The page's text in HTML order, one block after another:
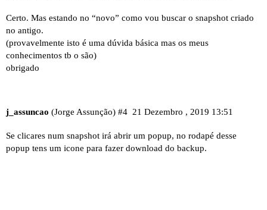
Certo. Mas estando no “novo” como vou buscar o snapshot criado
no antigo.
(provavelmente isto é uma dúvida básica mas os meus
conhecimentos tb o são)
obrigado
j_assuncao (Jorge Assunção) 21 Dezembro , 2019 13:51
#4
Se clicares num snapshot irá abrir um popup, no rodapé desse
popup tens um icone para fazer download do backup.